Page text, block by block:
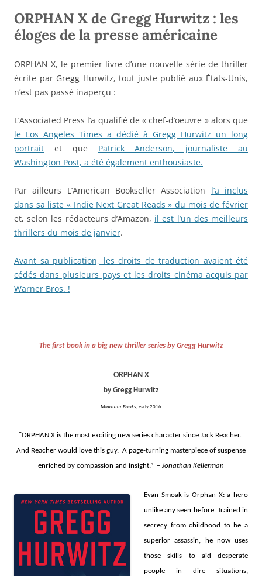
ORPHAN X de Gregg Hurwitz : les
éloges de la presse américaine
ORPHAN X, le premier livre d’une nouvelle série de thriller
écrite par Gregg Hurwitz, tout juste publié aux États-Unis,
n’est pas passé inaperçu :
L’Associated Press l’a qualifié de « chef-d’oeuvre » alors que
le Los Angeles Times a dédié à Gregg Hurwitz un long
portrait et que Patrick Anderson, journaliste au
Washington Post, a été également enthousiaste.
Par ailleurs L’American Bookseller Association l’a inclus
dans sa liste « Indie Next Great Reads » du mois de février
et, selon les rédacteurs d’Amazon, il est l’un des meilleurs
thrillers du mois de janvier.
Avant sa publication, les droits de traduction avaient été
cédés dans plusieurs pays et les droits cinéma acquis par
Warner Bros. !
The first book in a big new thriller series by Gregg Hurwitz
ORPHAN X
by Gregg Hurwitz
Minotaur Books , early 2016
“ORPHAN X is the most exciting new series character since Jack Reacher.
And Reacher would love this guy. A page-turning masterpiece of suspense
enriched by compassion and insight.” – Jonathan Kellerman
Evan Smoak is Orphan X: a hero
unlike any seen before. Trained in
secrecy from childhood to be a
superior assassin, he now uses
those skills to aid desperate
people in dire situations,